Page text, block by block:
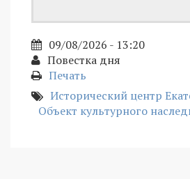
09/08/2026 - 13:20
Повестка дня
Печать
Исторический центр
Объект культурного